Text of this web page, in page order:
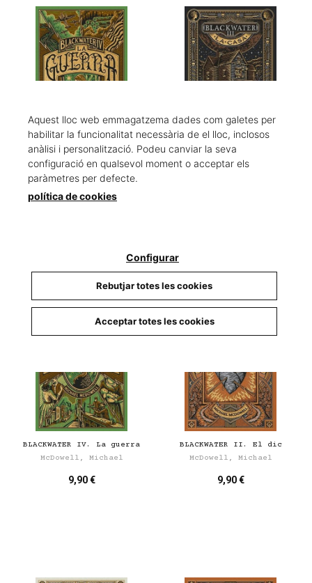
BLACKWATER IV. La guerra
McDowell, Michael
9,90 €
BLACKWATER III. La casa
McDowell, Michael
BLACKWATER IV. La guerra
McDowell, Michael
9,90 €
BLACKWATER II. El dic
McDowell, Michael
9,90 €
Aquest lloc web emmagatzema dades com galetes per
habilitar la funcionalitat necessària de el lloc, inclosos
anàlisi i personalització. Podeu canviar la seva
configuració en qualsevol moment o acceptar els
paràmetres per defecte.
política de cookies
Configurar
Rebutjar totes les cookies
Acceptar totes les cookies